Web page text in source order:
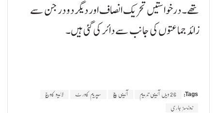
تھے۔ درخواستیں تحریک انصاف اور دیگر دو درجن سے
زائد جماعتوں کی جانب سے دائر کی گئی ہیں۔
Tags: 26ویں آئینی ترمیم آئینی بنچ سپریم کورٹ لائیو کوریج
نوٹسز جاری